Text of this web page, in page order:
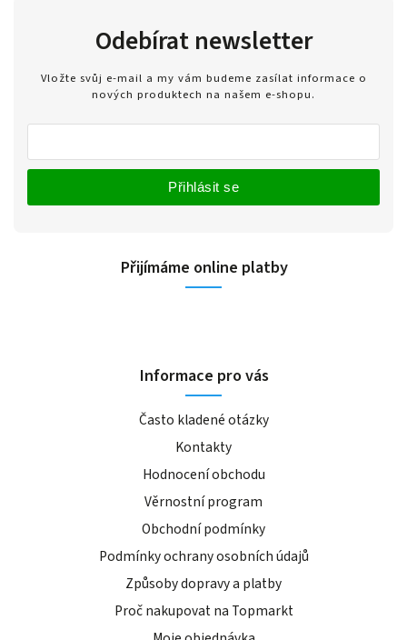
Odebírat newsletter
Vložte svůj e-mail a my vám budeme zasílat informace o
nových produktech na našem e-shopu.
Přihlásit se
Přijímáme online platby
Informace pro vás
Často kladené otázky
Kontakty
Hodnocení obchodu
Věrnostní program
Obchodní podmínky
Podmínky ochrany osobních údajů
Způsoby dopravy a platby
Proč nakupovat na Topmarkt